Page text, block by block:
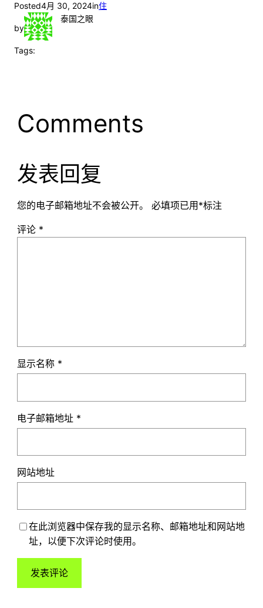
Posted4月 30, 2024in住
by
泰国之眼
Tags:
Comments
发表回复
您的电子邮箱地址不会被公开。 必填项已用 *标注
评论 *
显示名称 *
电子邮箱地址 *
网站地址
在此浏览器中保存我的显示名称、邮箱地址和网站地
址，以便下次评论时使用。